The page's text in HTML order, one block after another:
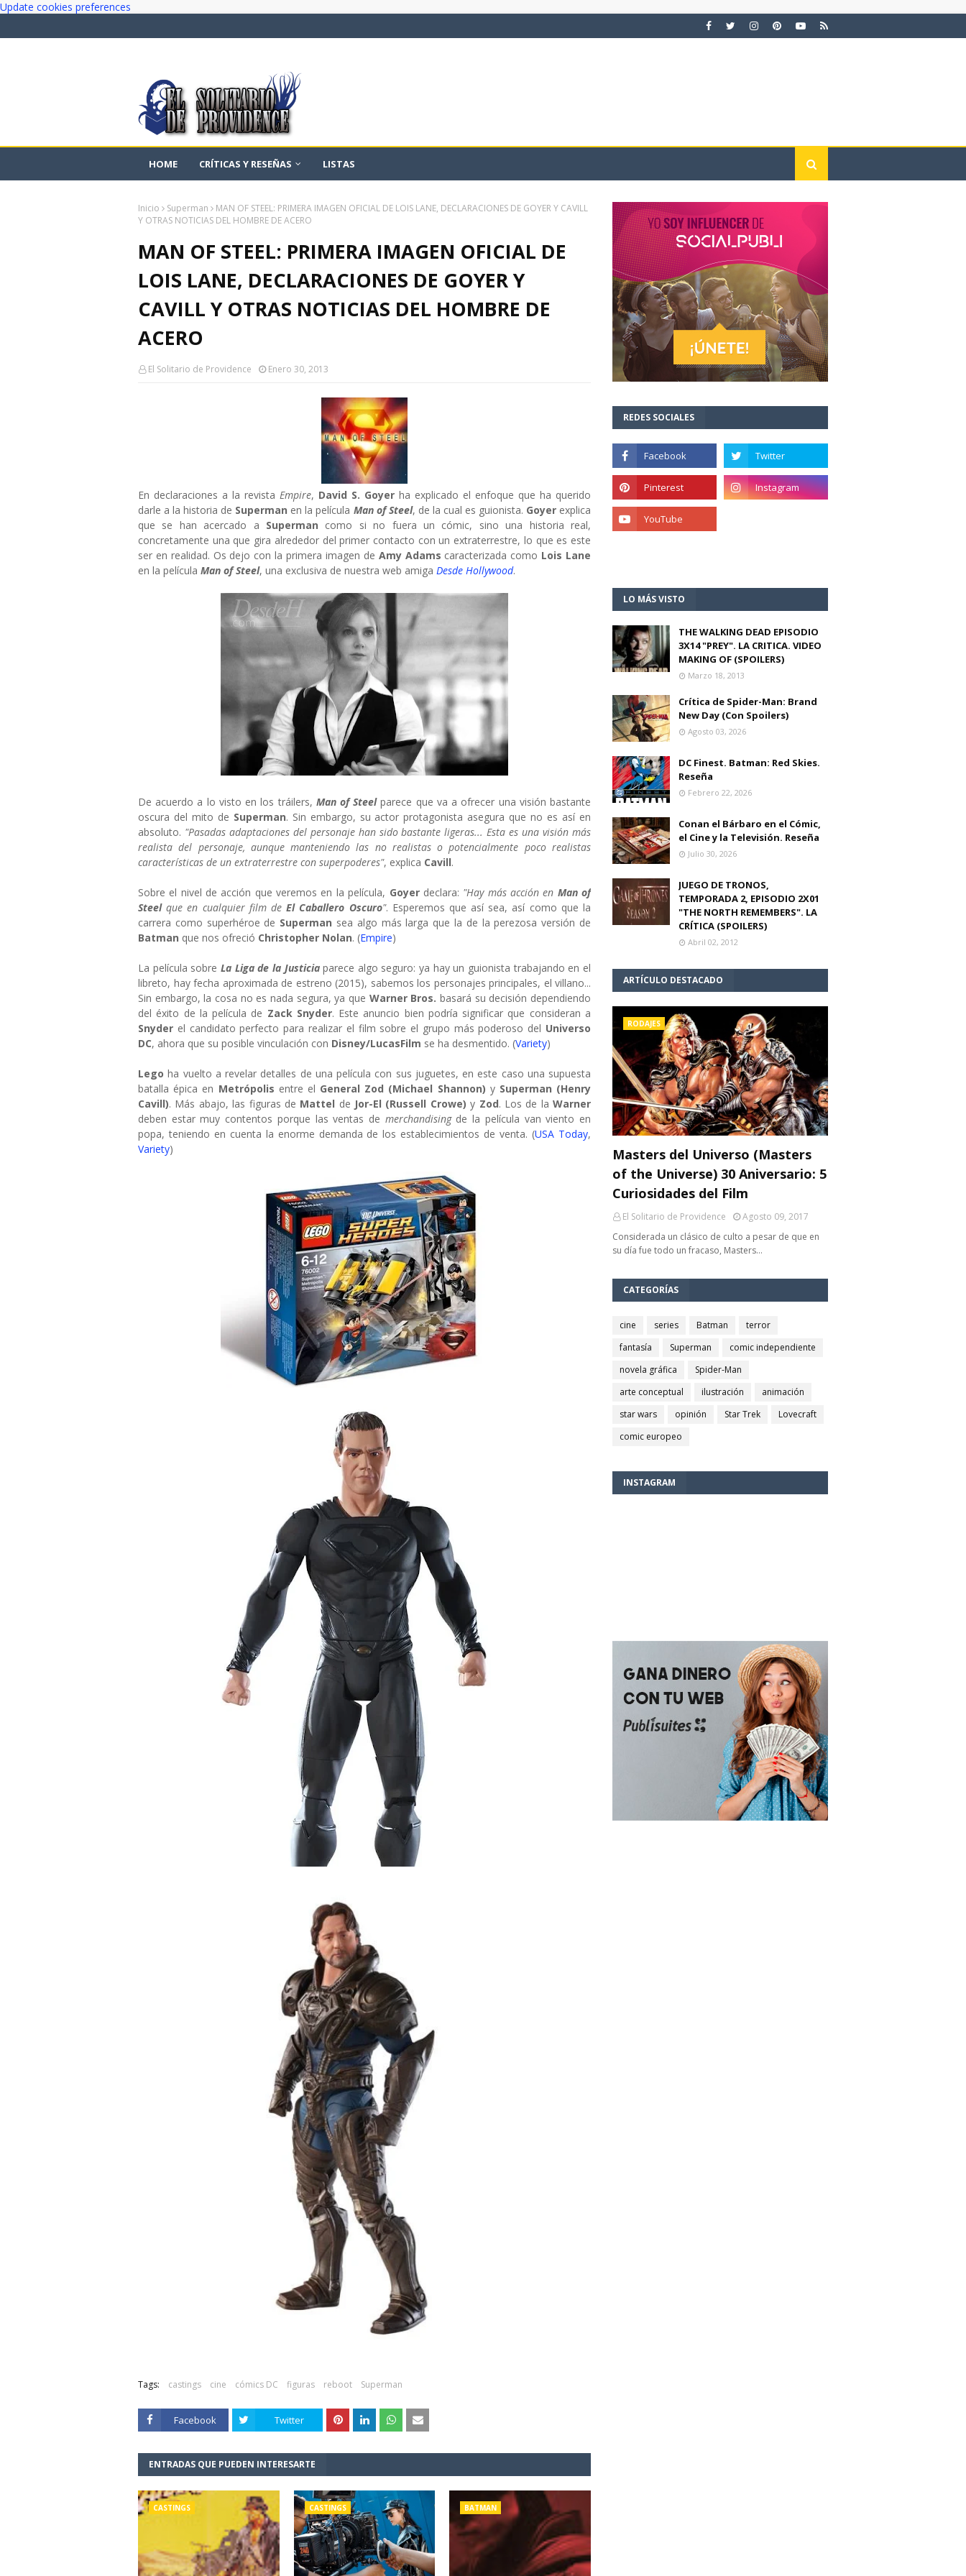
Update cookies preferences
HOME CRÍTICAS Y RESEÑAS LISTAS
Inicio Superman
MAN OF STEEL: PRIMERA IMAGEN OFICIAL DE LOIS LANE, DECLARACIONES DE GOYER Y CAVILL
Y OTRAS NOTICIAS DEL HOMBRE DE ACERO
MAN OF STEEL: PRIMERA IMAGEN OFICIAL DE
LOIS LANE, DECLARACIONES DE GOYER Y
CAVILL Y OTRAS NOTICIAS DEL HOMBRE DE
ACERO
El Solitario de Providence Enero 30, 2013
En declaraciones a la revista Empire, David S. Goyer ha explicado el enfoque que ha querido
darle a la historia de Superman en la película Man of Steel, de la cual es guionista. Goyer explica
que se han acercado a Superman como si no fuera un cómic, sino una historia real,
concretamente una que gira alrededor del primer contacto con un extraterrestre, lo que es este
ser en realidad. Os dejo con la primera imagen de Amy Adams caracterizada como Lois Lane
en la película Man of Steel, una exclusiva de nuestra web amiga Desde Hollywood.
De acuerdo a lo visto en los tráilers, Man of Steelparece que va a ofrecer una visión bastante
oscura del mito de Superman. Sin embargo, su actor protagonista asegura que no es así en
absoluto. "Pasadas adaptaciones del personaje han sido bastante ligeras... Esta es una visión más
realista del personaje, aunque manteniendo las no realistas o potencialmente poco realistas
características de un extraterrestre con superpoderes", explica Cavill.
Sobre el nivel de acción que veremos en la película, Goyer declara: "Hay más acción en Man of
Steelque en cualquier film deEl Caballero Oscuro". Esperemos que así sea, así como que la
carrera como superhéroe de Superman sea algo más larga que la de la perezosa versión de
Batman que nos ofreció Christopher Nolan. (Empire)
La película sobre La Liga de la Justiciaparece algo seguro: ya hay un guionista trabajando en el
libreto, hay fecha aproximada de estreno (2015), sabemos los personajes principales, el villano...
Sin embargo, la cosa no es nada segura, ya que Warner Bros.basará su decisión dependiendo
del éxito de la película de Zack Snyder. Este anuncio bien podría significar que consideran a
Snyder el candidato perfecto para realizar el film sobre el grupo más poderoso del Universo
DC, ahora que su posible vinculación con Disney/LucasFilm se ha desmentido. (Variety)
Legoha vuelto a revelar detalles de una película con sus juguetes, en este caso una supuesta
batalla épica en Metrópolis entre el General Zod (Michael Shannon) y Superman (Henry
Cavill). Más abajo, las figuras de Mattel de Jor-El (Russell Crowe) y Zod. Los de la Warner
deben estar muy contentos porque las ventas de merchandising de la película van viento en
popa, teniendo en cuenta la enorme demanda de los establecimientos de venta. (USA Today,
Variety)
Tags: castings cine cómics DC figuras reboot Superman
Facebook Twitter
ENTRADAS QUE PUEDEN INTERESARTE
CASTINGS CASTINGS BATMAN
REDES SOCIALES
LO MÁS VISTO
THE WALKING DEAD EPISODIO
3X14 "PREY". LA CRITICA. VIDEO
MAKING OF (SPOILERS)
Marzo 18, 2013
Crítica de Spider-Man: Brand
New Day (Con Spoilers)
Agosto 03, 2026
DC Finest. Batman: Red Skies.
Reseña
Febrero 22, 2026
Conan el Bárbaro en el Cómic,
el Cine y la Televisión. Reseña
Julio 30, 2026
JUEGO DE TRONOS,
TEMPORADA 2, EPISODIO 2X01
"THE NORTH REMEMBERS". LA
CRÍTICA (SPOILERS)
Abril 02, 2012
ARTÍCULO DESTACADO
RODAJES
Masters del Universo (Masters
of the Universe) 30 Aniversario: 5
Curiosidades del Film
El Solitario de Providence
Agosto 09, 2017
Considerada un clásico de culto a pesar de que en
su día fue todo un fracaso, Masters…
CATEGORÍAS
cine series Batman
terror
fantasía
Superman
comic independiente
novela gráfica
Spider-Man
arte conceptual
ilustración
animación
star wars
opinión Star Trek
Lovecraft
comic europeo
INSTAGRAM